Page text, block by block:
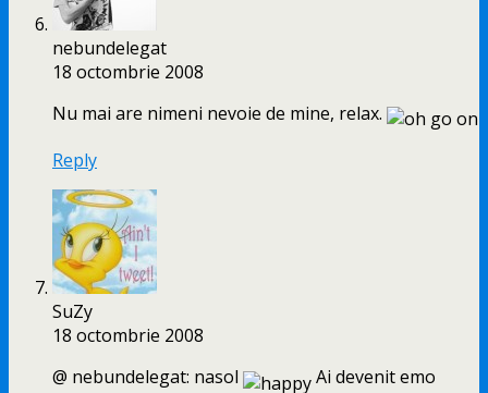
nebundelegat
18 octombrie 2008
Nu mai are nimeni nevoie de mine, relax.
Reply
SuZy
18 octombrie 2008
@ nebundelegat: nasol
Ai devenit emo